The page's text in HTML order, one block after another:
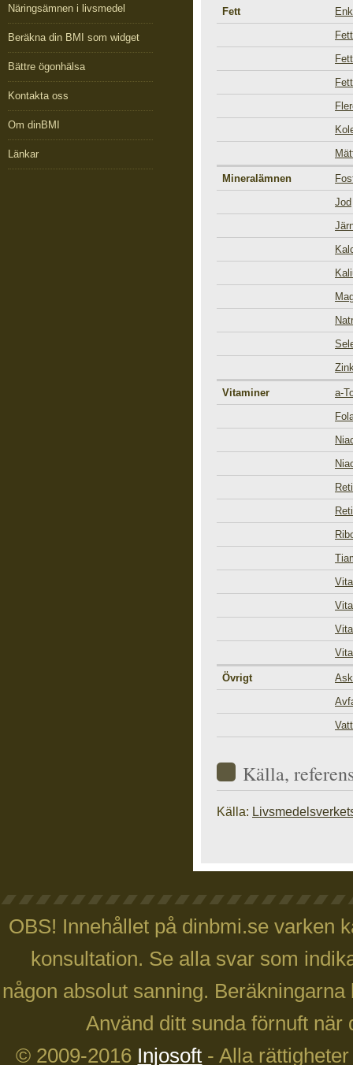
Näringsämnen i livsmedel
Beräkna din BMI som widget
Bättre ögonhälsa
Kontakta oss
Om dinBMI
Länkar
Fett
Mineralämnen
Jod
Vitaminer
a-
Övrigt
Källa,
Källa:
OBS! Innehållet på dinbmi.se varken
konsultation. Se alla svar som
någon absolut sanning.
Använd ditt sunda förnuft
© 2009-2016 Injosoft - Alla